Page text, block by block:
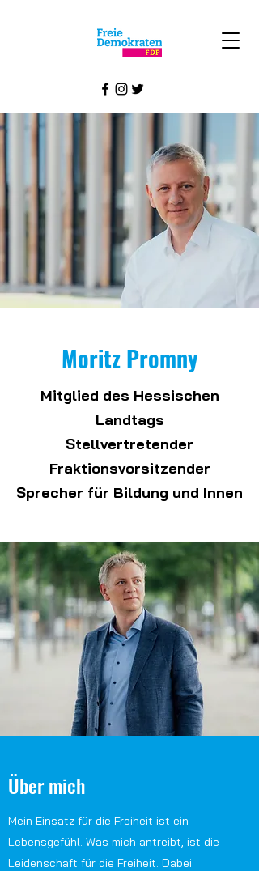
Moritz Promny
Mitglied des Hessischen
Landtags
Stellvertretender
Fraktionsvorsitzender
Sprecher für Bildung und Innen
Über mich
Mein Einsatz für die Freiheit ist ein
Lebensgefühl. Was mich antreibt, ist die
Leidenschaft für die Freiheit. Dabei